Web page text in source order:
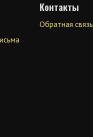
Контакты
Обратная связь